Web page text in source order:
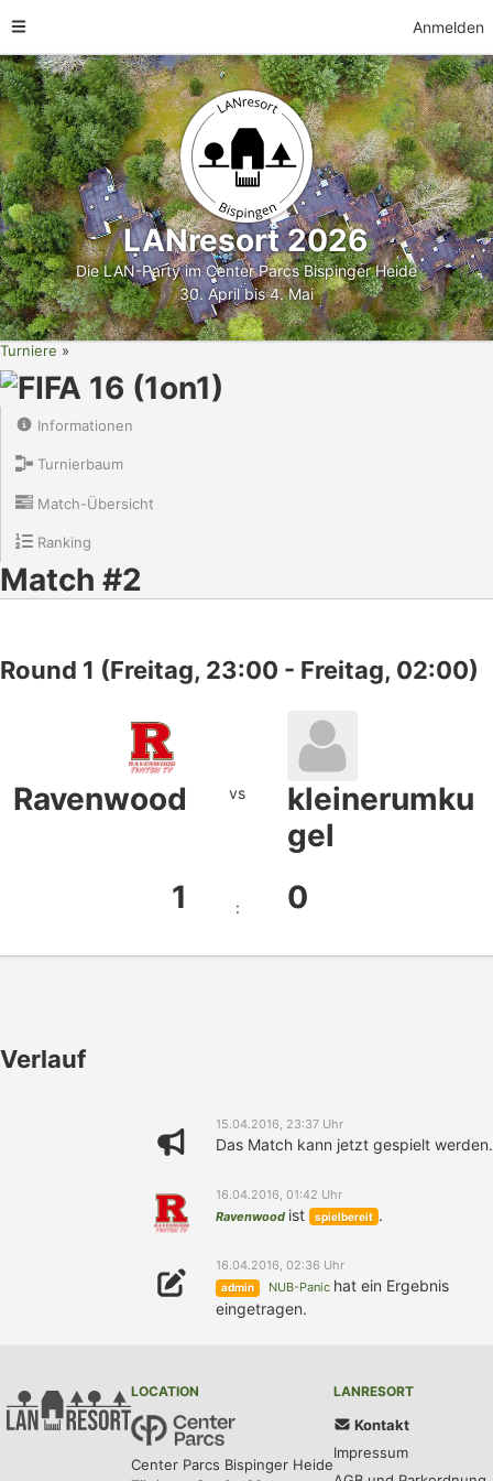
Anmelden
LANresort 2026
Die LAN-Party im Center Parcs Bispinger Heide
30. April bis 4. Mai
Turniere
FIFA 16 (1on1)
Informationen
Turnierbaum
Match-Übersicht
Ranking
Match #2
Round 1 (Freitag, 23:00 - Freitag, 02:00)
Ravenwood vs
kleinerumku
gel
1
: 0
Verlauf
15.04.2016, 23:37 Uhr
Das Match kann jetzt gespielt werden.
16.04.2016, 01:42 Uhr
Ravenwood ist spielbereit .
16.04.2016, 02:36 Uhr
admin NUB-Panic hat ein Ergebnis
eingetragen.
LOCATION
Center Parcs Bispinger Heide
LANRESORT
Kontakt
Impressum